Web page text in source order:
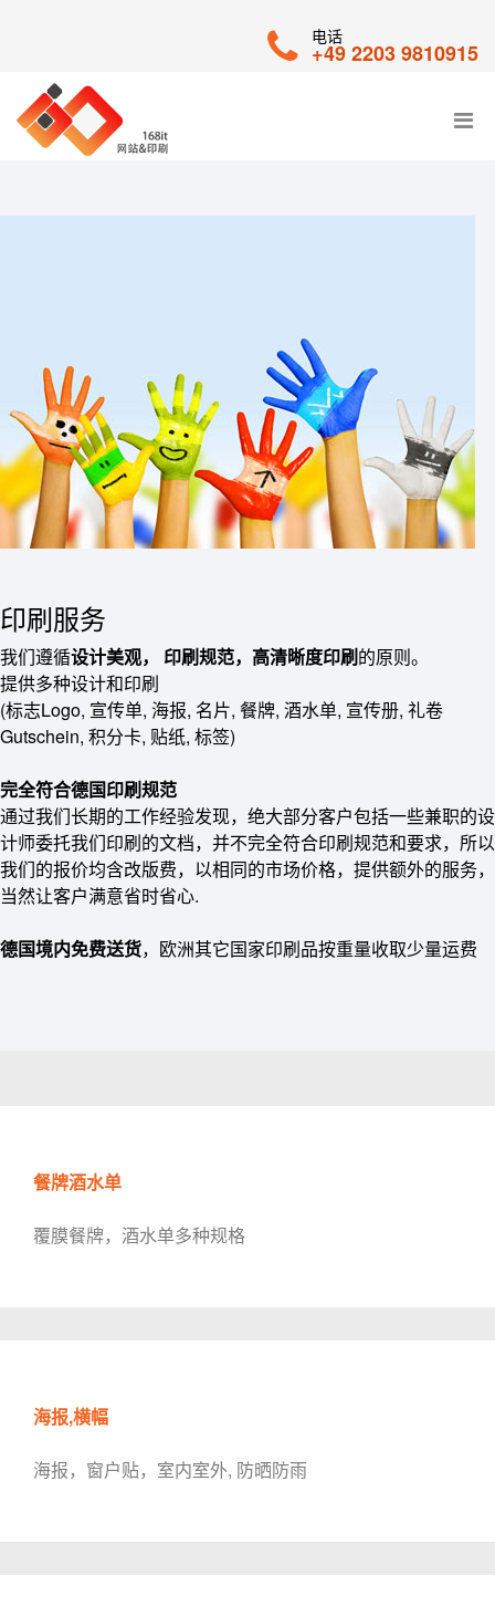
电话
+49 2203 9810915
印刷服务
我们遵循设计美观， 印刷规范，高清晰度印刷的原则。
提供多种设计和印刷
(标志Logo, 宣传单, 海报, 名片, 餐牌, 酒水单, 宣传册, 礼卷
Gutschein, 积分卡, 贴纸, 标签)
完全符合德国印刷规范
通过我们长期的工作经验发现，绝大部分客户包括一些兼职的设
计师委托我们印刷的文档，并不完全符合印刷规范和要求，所以
我们的报价均含改版费，以相同的市场价格，提供额外的服务，
当然让客户满意省时省心.
德国境内免费送货，欧洲其它国家印刷品按重量收取少量运费
餐牌酒水单
覆膜餐牌，酒水单多种规格
海报,横幅
海报，窗户贴，室内室外, 防晒防雨